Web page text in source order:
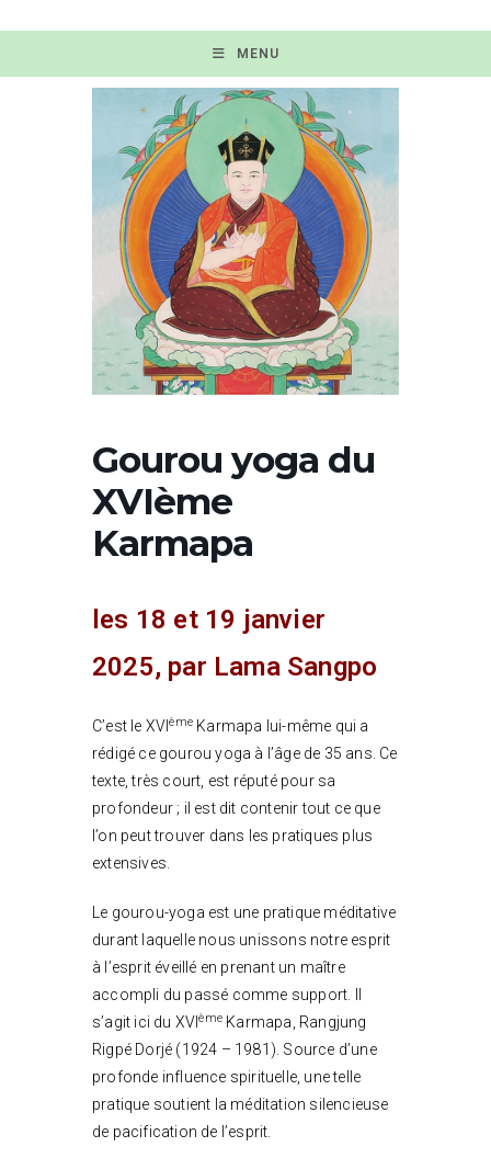
MENU
Gourou yoga du
XVIème
Karmapa
les 18 et 19 janvier
2025, par Lama Sangpo
C’est le XVIème Karmapa lui-même qui a
rédigé ce gourou yoga à l’âge de 35 ans. Ce
texte, très court, est réputé pour sa
profondeur ; il est dit contenir tout ce que
l’on peut trouver dans les pratiques plus
extensives.
Le gourou-yoga est une pratique méditative
durant laquelle nous unissons notre esprit
à l’esprit éveillé en prenant un maître
accompli du passé comme support. Il
s’agit ici du XVIème Karmapa, Rangjung
Rigpé Dorjé (1924 – 1981). Source d’une
profonde influence spirituelle, une telle
pratique soutient la méditation silencieuse
de pacification de l’esprit.